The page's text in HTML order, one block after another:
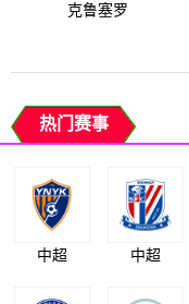
克鲁塞罗
热门赛事
中超 中超